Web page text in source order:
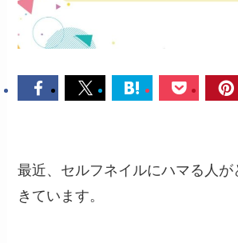
最近、セルフネイルにハマる人が
きています。